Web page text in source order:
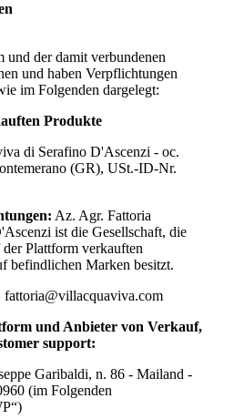
und der damit verbundenen
und haben Verpflichtungen
im Folgenden dargelegt:
Produkte
di Serafino D'Ascenzi - oc.
(GR), USt.-ID-Nr.
Az. Agr. Fattoria
ist die Gesellschaft, die
Plattform verkauften
befindlichen Marken besitzt.
fattoria@villacquaviva.com
und Anbieter von Verkauf,
support:
Garibaldi, n. 86 - Mailand -
(im Folgenden